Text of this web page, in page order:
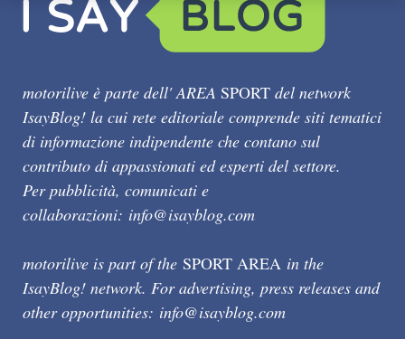
motorilive è parte dell' AREA SPORT del network
IsayBlog! la cui rete editoriale comprende siti tematici
di informazione indipendente che contano sul
contributo di appassionati ed esperti del settore.
Per pubblicità, comunicati e
collaborazioni: info@isayblog.com
motorilive is part of the SPORT AREA in the
IsayBlog! network. For advertising, press releases and
other opportunities: info@isayblog.com